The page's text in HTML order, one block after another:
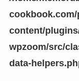
content/
wpzoom/src/
data-